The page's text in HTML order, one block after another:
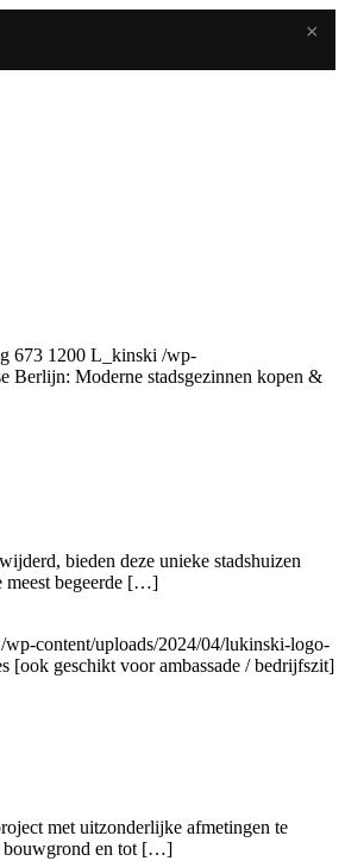
×
673 1200 L_kinski /wp-
Berlijn: Moderne stadsgezinnen kopen &
bieden deze unieke stadshuizen
meest begeerde […]
/wp-content/uploads/2024/04/lukinski-logo-
[ook geschikt voor ambassade / bedrijfszit]
met uitzonderlijke afmetingen te
bouwgrond en tot […]